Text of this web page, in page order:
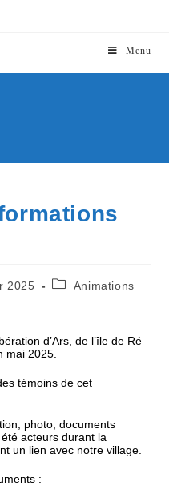
Menu
2025 Animations
d’Ars, de l’île de Ré
mai 2025.
témoins de cet
photo, documents
acteurs durant la
un lien avec notre village.
: